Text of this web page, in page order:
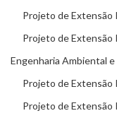
Projeto de Extensão
Projeto de Extensão
Engenharia Ambiental e
Projeto de Extensão
Projeto de Extensão